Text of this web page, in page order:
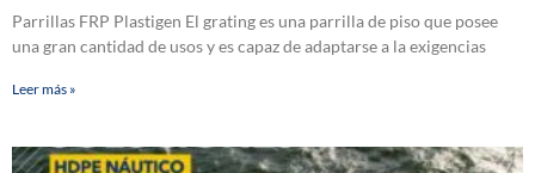
Parrillas FRP Plastigen El grating es una parrilla de piso que posee
una gran cantidad de usos y es capaz de adaptarse a la exigencias
Leer más »